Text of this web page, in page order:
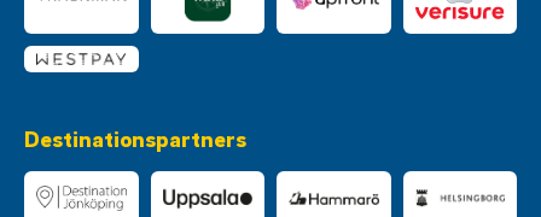
Destinationspartners